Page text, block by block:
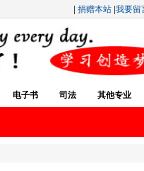
捐赠本站 我要留
电子书 司法 其他专业